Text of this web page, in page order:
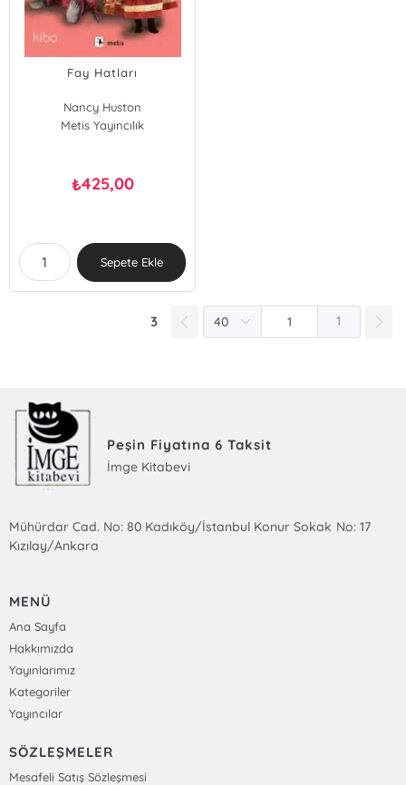
Fay Hatları
Nancy Huston
Metis Yayıncılık
₺425,00
Sepete Ekle
3 1
Peşin Fiyatına 6 Taksit
İmge Kitabevi
Mühürdar Cad. No: 80 Kadıköy/İstanbul Konur Sokak No: 17
Kızılay/Ankara
MENÜ
Ana Sayfa
Hakkımızda
Yayınlarımız
Kategoriler
Yayıncılar
SÖZLEŞMELER
Mesafeli Satış Sözleşmesi